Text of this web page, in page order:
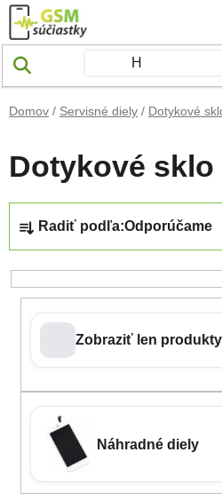
Prejsť na obsah
Domov / Servisné diely / Dotykové
Dotykové sklo
Radiť podľa:Odporúčame
Zobraziť len
Náhradné diely